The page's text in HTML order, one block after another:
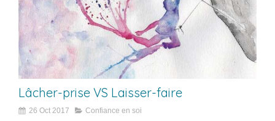
Lâcher-prise VS Laisser-faire
26 Oct 2017 Confiance en soi